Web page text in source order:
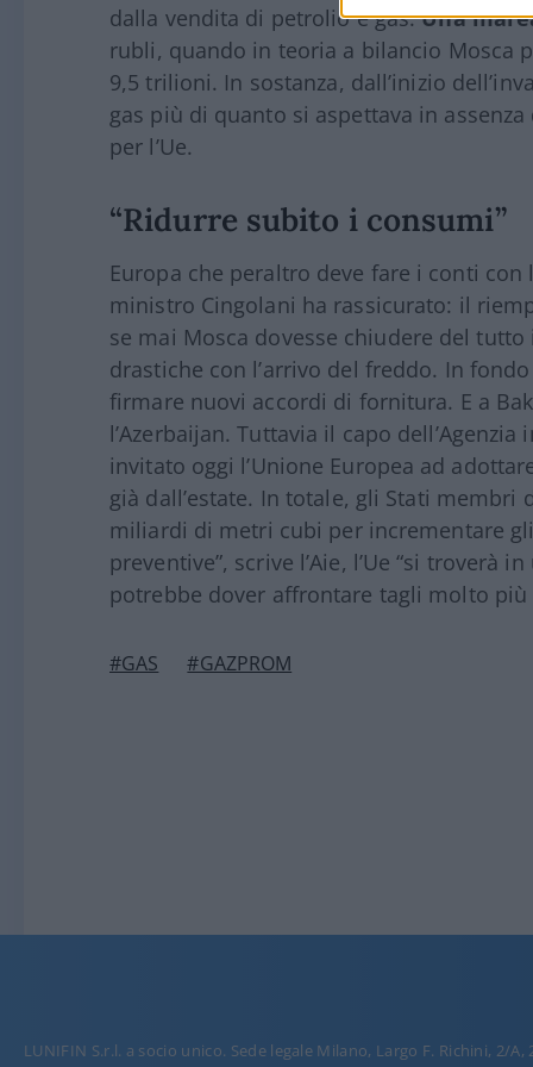
dalla vendita di petrolio e gas.Una
rubli, quando in teoria a bilancio Mosca
9,5 trilioni. In sostanza, dall’inizio
gas più di quanto si aspettava in
per l’Ue.
“Ridurre subito i consumi”
Europa che peraltro deve fare i conti con
ministro Cingolani ha rassicurato: il
se mai Mosca dovesse chiudere del
drastiche con l’arrivo del freddo. In
firmare nuovi accordi di fornitura. E a
l’Azerbaijan. Tuttavia il capo dell’Agenzia
invitato oggi l’Unione Europea ad
già dall’estate. In totale, gli Stati
miliardi di metri cubi per incrementare
preventive”, scrive l’Aie, l’Ue “si troverà
potrebbe dover affrontare tagli molto più
#GAS #GAZPROM
LUNIFIN S.r.l. a socio unico. Sede legale Milano, Largo F. Richini, 2/A,